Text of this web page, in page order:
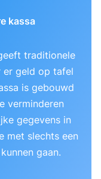
kassa
traditionele
er geld op tafel
is gebouwd
verminderen
gegevens in
met slechts een
gaan.